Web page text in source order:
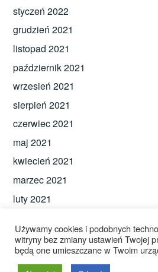
styczeń 2022
grudzień 2021
listopad 2021
październik 2021
wrzesień 2021
sierpień 2021
czerwiec 2021
maj 2021
kwiecień 2021
marzec 2021
luty 2021
Dumnie wspierane przez WordPressa
Używamy cookies i podobnych
witryny bez zmiany ustawień Twojej
będą one umieszczane w Twoim